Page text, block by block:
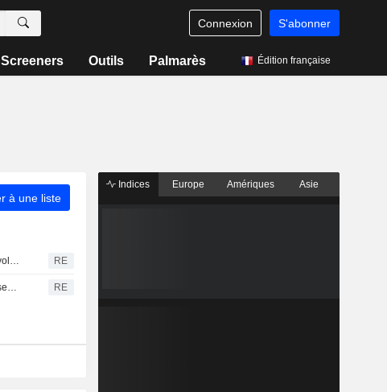
Connexion S'abonner
Screeners Outils Palmarès Édition française
à une liste
Inde : le bénéfice de Titan s'envole grâce à la vigueur de la demande de bijoux RE
L'or atteint un sommet de sept semaines, les chiffres décevants de l'emploi américain douchant les espoirs de hausse des taux RE
Indices Europe Amériques Asie